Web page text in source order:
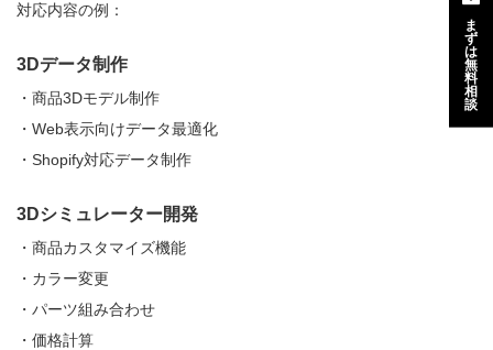
対応内容の例：
3Dデータ制作
・商品3Dモデル制作
・Web表示向けデータ最適化
・Shopify対応データ制作
3Dシミュレーター開発
・商品カスタマイズ機能
・カラー変更
・パーツ組み合わせ
・価格計算
ま
ず
は
無
料
相
談